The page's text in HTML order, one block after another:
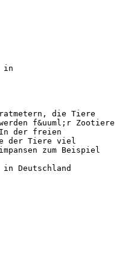
in
die Tiere
f&uuml;r Zootiere
der freien
der Tiere viel
zum Beispiel
Deutschland